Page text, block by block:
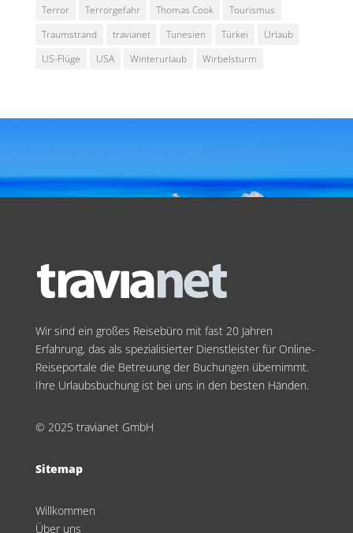
Terror
Terrorgefahr Thomas Cook
Tourismus
Traumstrand
travianet Tunesien Türkei
Urlaub
US-Flüge
USA Winterurlaub Wirbelsturm
Wir sind ein großes Reisebüro mit fast 20 Jahren
Erfahrung, das als spezialisierter Dienstleister für Online-
Reiseportale die Betreuung der Buchungen übernimmt.
Ihre Urlaubsbuchung ist bei uns in den besten Händen.
© 2025 travianet GmbH
Sitemap
Willkommen
Über uns